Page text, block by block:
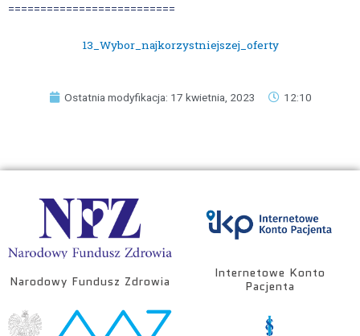
==========================
13_Wybor_najkorzystniejszej_oferty
Ostatnia modyfikacja: 17 kwietnia, 2023 12:10
Narodowy Fundusz Zdrowia
Internetowe Konto
Pacjenta